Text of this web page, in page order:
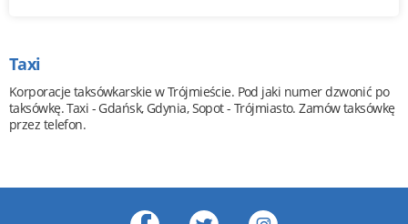
Taxi
Korporacje taksówkarskie w Trójmieście. Pod jaki numer dzwonić po
taksówkę. Taxi - Gdańsk, Gdynia, Sopot - Trójmiasto. Zamów taksówkę
przez telefon.